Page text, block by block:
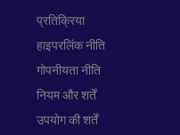
प्रतिक्रिया
हाइपरलिंक नीति
गोपनीयता नीति
नियम और शर्तें
उपयोग की शर्तें